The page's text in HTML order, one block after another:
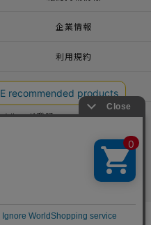
企業情報
利用規約
一緒に働こう♪求人情報
ルマガ登録
ALL Rights Reserved